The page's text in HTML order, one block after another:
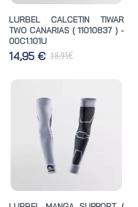
LURBEL CALCETIN TIWAR
TWO CANARIAS ( 11010837 ) -
00C1.101U
14,95 € 18,95€